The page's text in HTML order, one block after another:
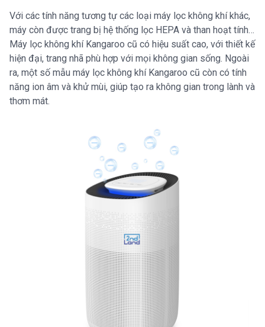
Với các tính năng tương tự các loại máy lọc không khí khác,
máy còn được trang bị hệ thống lọc HEPA và than hoạt tính…
Máy lọc không khí Kangaroo cũ có hiệu suất cao, với thiết kế
hiện đại, trang nhã phù hợp với mọi không gian sống. Ngoài
ra, một số mẫu máy lọc không khí Kangaroo cũ còn có tính
năng ion âm và khử mùi, giúp tạo ra không gian trong lành và
thơm mát.